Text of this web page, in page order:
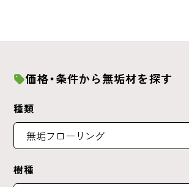
価格・条件から無垢材を探す
種類
樹種